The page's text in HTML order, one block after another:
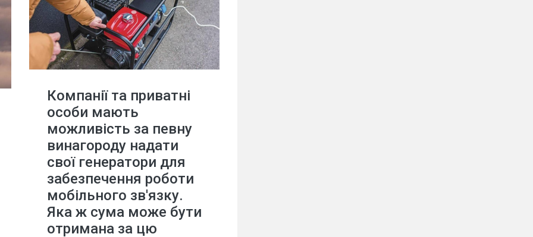
Компанії та приватні
особи мають
можливість за певну
винагороду надати
свої генератори для
забезпечення роботи
мобільного зв'язку.
Яка ж сума може бути
отримана за цю